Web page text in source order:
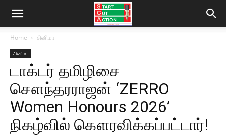
Home சினிமா
சினிமா
டாக்டர் தமிழிசை
சௌந்தரராஜன் ‘ZERRO
Women Honours 2026’
நிகழ்வில் கௌரவிக்கப்பட்டார்!